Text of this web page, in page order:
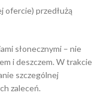
ofercie) przedłużą
słonecznymi – nie
i deszczem. W trakcie
szczególnej
zaleceń.